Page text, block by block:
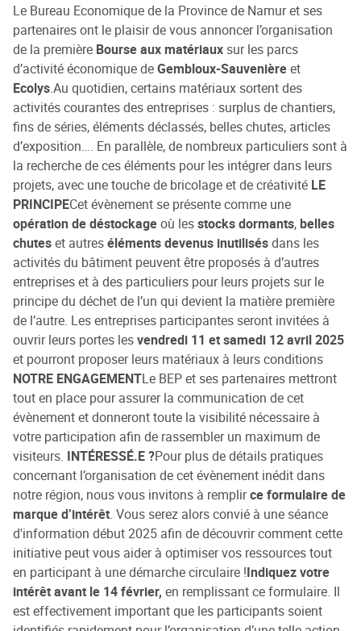
Le Bureau Economique de la Province de Namur et ses
partenaires ont le plaisir de vous annoncer l’organisation
de la première Bourse aux matériaux sur les parcs
d’activité économique deGembloux-Sauvenièreet
Ecolys.Au quotidien, certains matériaux sortent des
activités courantes des entreprises : surplus de chantiers,
fins de séries, éléments déclassés, belles chutes, articles
d’exposition…. En parallèle, de nombreux particuliers sont à
la recherche de ces éléments pour les intégrer dans leurs
projets, avec une touche de bricolage et de créativité LE
PRINCIPECet évènement se présente comme une
opération de déstockageoù lesstocks dormants, belles
chuteset autreséléments devenus inutilisésdans les
activités du bâtiment peuvent être proposés à d’autres
entreprises et à des particuliers pour leurs projets sur le
principe du déchet de l’un qui devient la matière première
de l’autre. Les entreprises participantes seront invitées à
ouvrir leurs portes lesvendredi 11 et samedi 12 avril 2025
et pourront proposer leurs matériaux à leurs conditions
NOTRE ENGAGEMENTLe BEP et ses partenaires mettront
tout en place pour assurer la communication de cet
évènement et donneront toute la visibilité nécessaire à
votre participation afin de rassembler un maximum de
visiteurs. INTÉRESSÉ.E ?Pour plus de détails pratiques
concernant l’organisation de cet évènement inédit dans
notre région, nous vous invitons à remplirce formulaire de
marque d’intérêt. Vous serez alors convié à une séance
d'information début 2025 afin de découvrir comment cette
initiative peut vous aider à optimiser vos ressources tout
en participant à une démarche circulaire !Indiquez votre
intérêt avant le 14 février, en remplissant ce formulaire. Il
est effectivement important que les participants soient